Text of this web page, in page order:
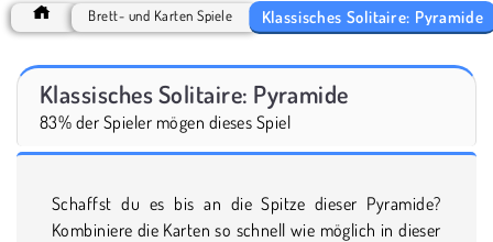
Brett- und Karten Spiele Klassisches Solitaire: Pyramide
Klassisches Solitaire: Pyramide
83% der Spieler mögen dieses Spiel
Schaffst du es bis an die Spitze dieser Pyramide?
Kombiniere die Karten so schnell wie möglich in dieser